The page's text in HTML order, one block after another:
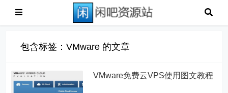
包含标签：VMware 的文章
VMware免费云VPS使用图文教程